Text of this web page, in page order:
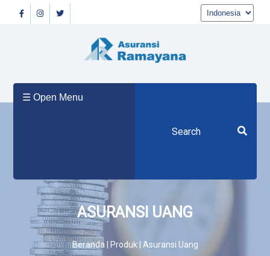
☰ Open Menu
Tentang
Produk
Berita
ASURANSI UANG
Beranda | Produk | Asuransi Uang